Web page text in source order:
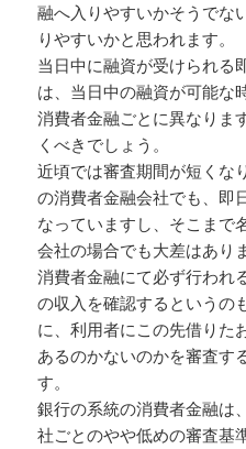
融へ入りやすいかそうでな
りやすいかと思われます。
当日中に融資が受けられる
は、当日中の融資が可能な
消費者金融ごとに異なりま
くべきでしょう。
近頃では審査期間が短くな
の消費者金融会社でも、即
なっていますし、そこまで
会社の場合でも大差はあり
消費者金融にて必ず行われ
の収入を確認するというの
に、利用者にこの先借りた
あるのかないのかを審査す
す。
銀行の系統の消費者金融は
社ごとのやや低めの審査基